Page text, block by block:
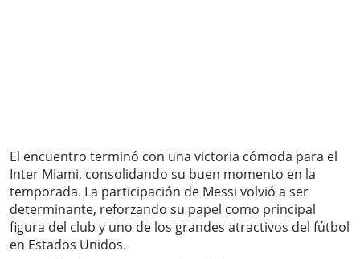
El encuentro terminó con una victoria cómoda para el
Inter Miami, consolidando su buen momento en la
temporada. La participación de Messi volvió a ser
determinante, reforzando su papel como principal
figura del club y uno de los grandes atractivos del fútbol
en Estados Unidos.